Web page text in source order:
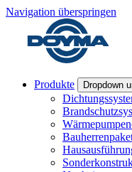
Navigation überspringen
Produkte Dropdown